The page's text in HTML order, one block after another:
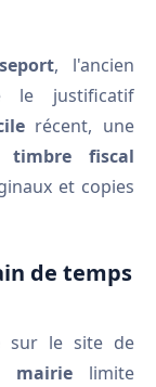
, l'ancien
le justificatif
récent, une
timbre fiscal
et copies
de temps
sur le site de
mairielimite